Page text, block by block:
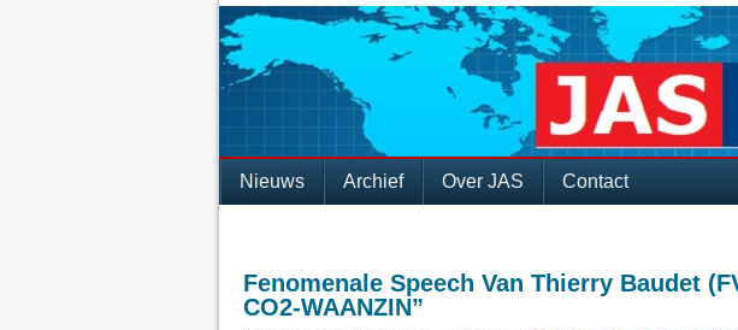
Nieuws Archief Over JAS Contact
Fenomenale Speech Van Thierry Baudet
CO2-WAANZIN”